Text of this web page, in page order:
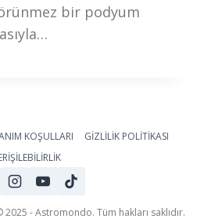
bir podyum
KOŞULLARI
GİZLİLİK POLİTİKASI
2025 - Astromondo. Tüm hakları saklıdır.